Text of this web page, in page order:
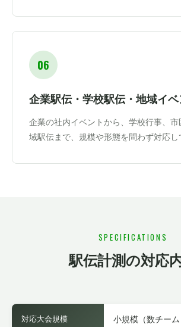
06
企業駅伝・学校駅伝・地域イ
企業の社内イベントから、学校行事、
域駅伝まで、規模や形態を問わず対応し
SPECIFICATIONS
駅伝計測の対応
対応大会規模
小規模（数チー